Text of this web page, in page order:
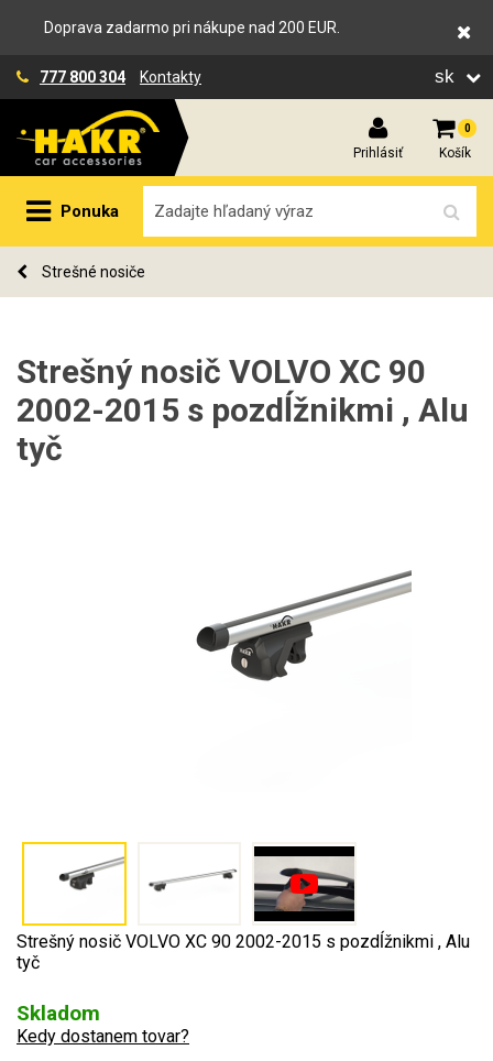
Doprava zadarmo pri nákupe nad 200 EUR.
777 800 304 Kontakty sk
Prihlásiť
0
Košík
Ponuka
Strešné nosiče
Strešný nosič VOLVO XC 90
2002-2015 s pozdĺžnikmi , Alu
tyč
Strešný nosič VOLVO XC 90 2002-2015 s pozdĺžnikmi , Alu
tyč
Skladom
Kedy dostanem tovar?